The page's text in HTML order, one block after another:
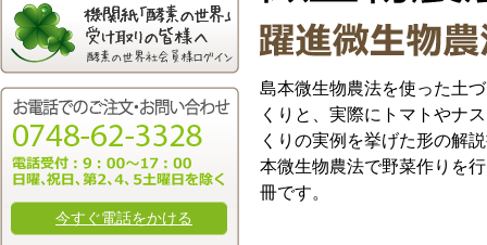
今すぐ電話をかける
島本微生物農法を使った土
くりと、実際にトマトやナ
くりの実例を挙げた形の解
本微生物農法で野菜作りを
冊です。